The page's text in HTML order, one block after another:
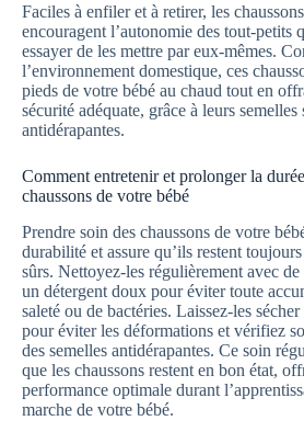
Faciles à enfiler et à retirer, les
encouragent l’autonomie des tout-petits
essayer de les mettre par eux-mêmes.
l’environnement domestique, ces
pieds de votre bébé au chaud tout en
sécurité adéquate, grâce à leurs semelles
antidérapantes.
Comment entretenir et prolonger la
chaussons de votre bébé
Prendre soin des chaussons de votre
durabilité et assure qu’ils restent
sûrs. Nettoyez-les régulièrement avec de
un détergent doux pour éviter toute
saleté ou de bactéries. Laissez-les
pour éviter les déformations et vérifiez
des semelles antidérapantes. Ce soin
que les chaussons restent en bon état,
performance optimale durant
marche de votre bébé.